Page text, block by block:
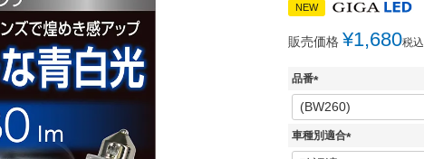
NEW
販売価格 ¥1,680税込
品番
(
必
須
車種別適合
(